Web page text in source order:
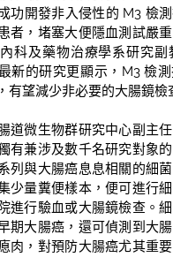
功開發非入侵性的 M3 檢
者，堵塞大便隱血測試嚴重
科及藥物治療學系研究副
新的研究更顯示，M3 檢
有望減少非必要的大腸鏡檢
道微生物群研究中心副主任
有兼涉及數千名研究對象
列與大腸癌息息相關的細
少量糞便樣本，便可進行
進行驗血或大腸鏡檢查。
期大腸癌，還可偵測到大
肉，對預防大腸癌尤其重